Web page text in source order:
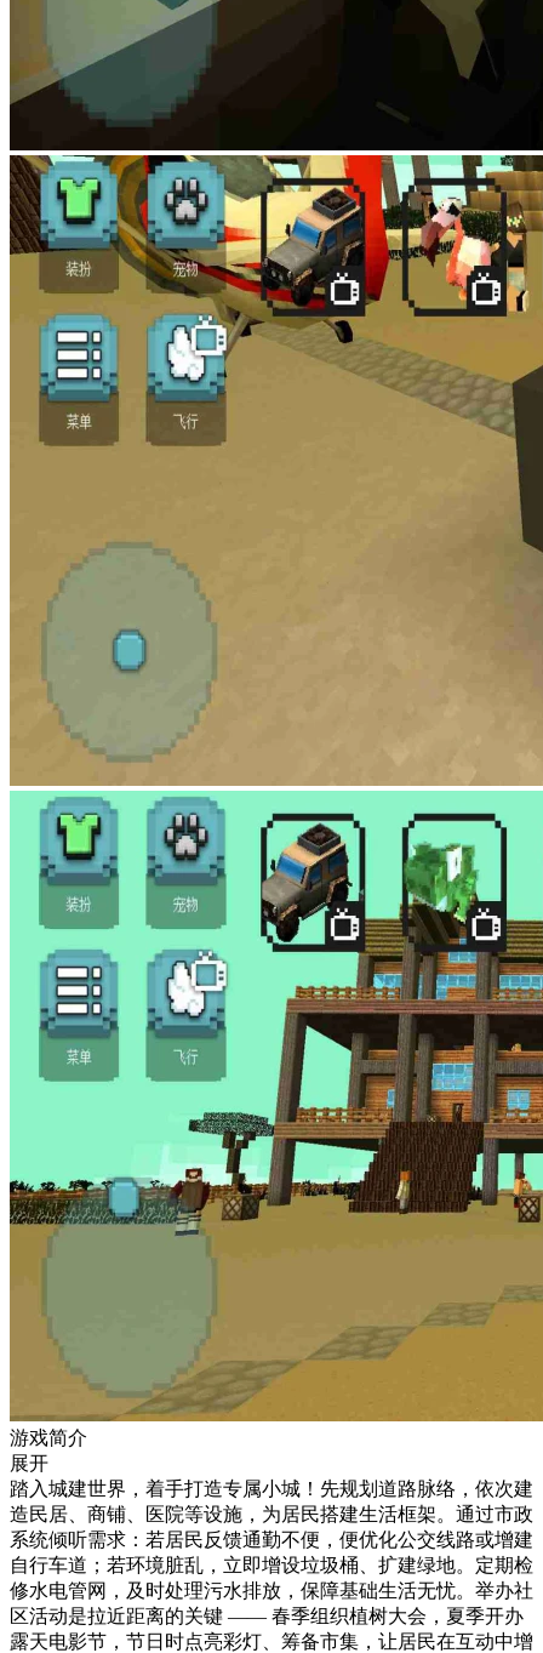
游戏简介
展开
踏入城建世界，着手打造专属小城！先规划道路脉络，依次建
造民居、商铺、医院等设施，为居民搭建生活框架。通过市政
系统倾听需求：若居民反馈通勤不便，便优化公交线路或增建
自行车道；若环境脏乱，立即增设垃圾桶、扩建绿地。定期检
修水电管网，及时处理污水排放，保障基础生活无忧。举办社
区活动是拉近距离的关键 —— 春季组织植树大会，夏季开办
露天电影节，节日时点亮彩灯、筹备市集，让居民在互动中增